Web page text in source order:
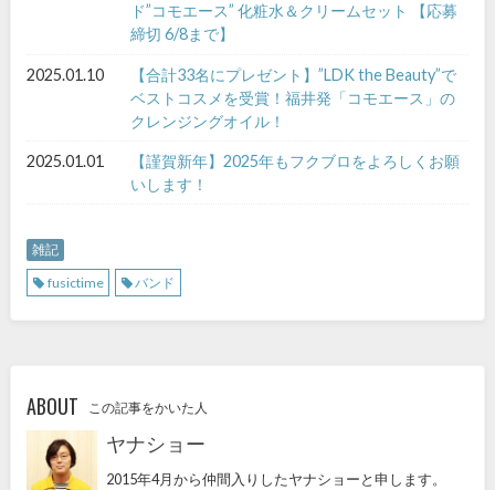
ド”コモエース” 化粧水＆クリームセット 【応募
締切 6/8まで】
2025.01.10
【合計33名にプレゼント】”LDK the Beauty”で
ベストコスメを受賞！福井発「コモエース」の
クレンジングオイル！
2025.01.01
【謹賀新年】2025年もフクブロをよろしくお願
いします！
雑記
fusictime
バンド
ABOUT この記事をかいた人
ヤナショー
2015年4月から仲間入りしたヤナショーと申します。